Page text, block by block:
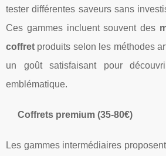
tester différentes saveurs sans
Ces gammes incluent souvent des
coffret produits selon les méthodes
un goût satisfaisant pour
emblématique.
Coffrets premium (35-80€)
Les gammes intermédiaires